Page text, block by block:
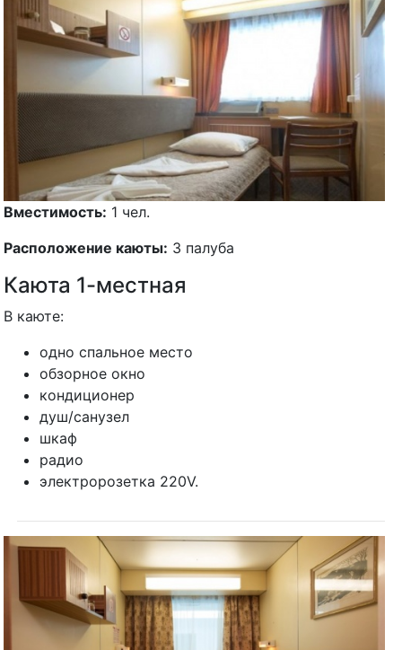
Вместимость:1 чел.
Расположение каюты:3 палуба
Каюта 1-местная
В каюте:
кондиционер
душ/санузел
шкаф
радио
электророзетка 220V.